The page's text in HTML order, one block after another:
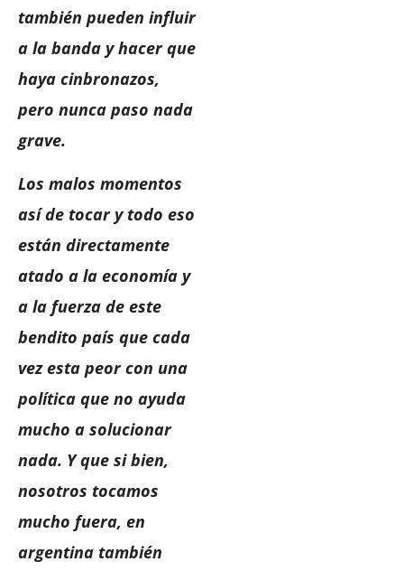
también pueden influir
a la banda y hacer que
haya cinbronazos,
pero nunca paso nada
grave.
Los malos momentos
así de tocar y todo eso
están directamente
atado a la economía y
a la fuerza de este
bendito país que cada
vez esta peor con una
política que no ayuda
mucho a solucionar
nada. Y que si bien,
nosotros tocamos
mucho fuera, en
argentina también